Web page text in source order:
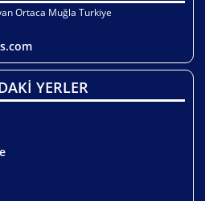
Ortaca Muğla Turkiye
YERLER